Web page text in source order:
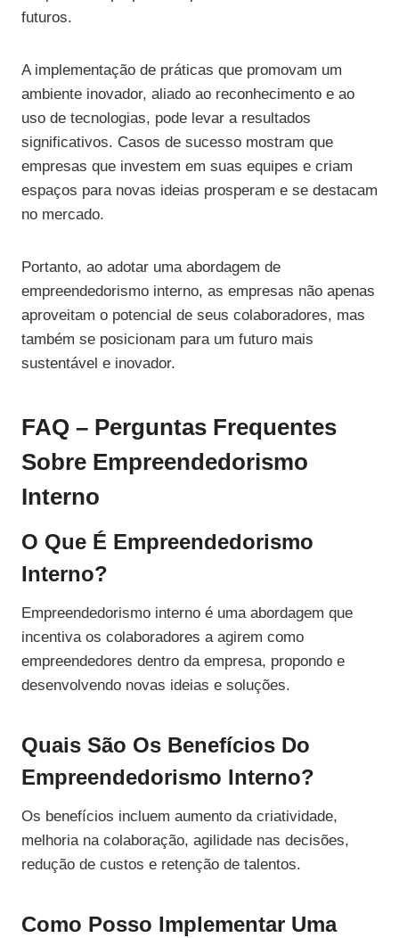
futuros.
A implementação de práticas que promovam um
ambiente inovador, aliado ao reconhecimento e ao
uso de tecnologias, pode levar a resultados
significativos. Casos de sucesso mostram que
empresas que investem em suas equipes e criam
espaços para novas ideias prosperam e se destacam
no mercado.
Portanto, ao adotar uma abordagem de
empreendedorismo interno, as empresas não apenas
aproveitam o potencial de seus colaboradores, mas
também se posicionam para um futuro mais
sustentável e inovador.
FAQ – Perguntas Frequentes
Sobre Empreendedorismo
Interno
O Que É Empreendedorismo
Interno?
Empreendedorismo interno é uma abordagem que
incentiva os colaboradores a agirem como
empreendedores dentro da empresa, propondo e
desenvolvendo novas ideias e soluções.
Quais São Os Benefícios Do
Empreendedorismo Interno?
Os benefícios incluem aumento da criatividade,
melhoria na colaboração, agilidade nas decisões,
redução de custos e retenção de talentos.
Como Posso Implementar Uma